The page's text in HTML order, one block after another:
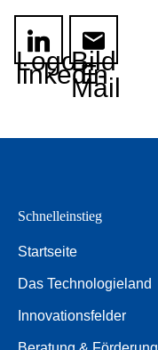
Logo
linkedin
Bild
E-
Mail
Schnelleinstieg
Startseite
Das Technologieland
Innovationsfelder